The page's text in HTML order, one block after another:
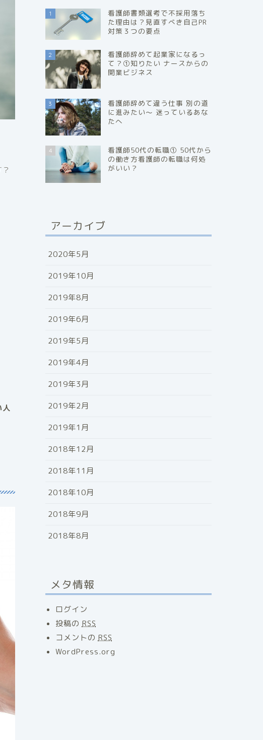
人
1
看護師書類選考で不採用落ち
た理由は？見直すべき自己PR
対策３つの要点
2
看護師辞めて起業家になるっ
て？①知りたい ナースからの
開業ビジネス
3
看護師辞めて違う仕事 別の道
に進みたい～ 迷っているあな
たへ
4
看護師50代の転職① 50代から
の働き方看護師の転職は何処
がいい？
アーカイブ
2020年5月
2019年10月
2019年8月
2019年6月
2019年5月
2019年4月
2019年3月
2019年2月
2019年1月
2018年12月
2018年11月
2018年10月
2018年9月
2018年8月
メタ情報
ログイン
投稿の RSS
コメントの RSS
WordPress.org